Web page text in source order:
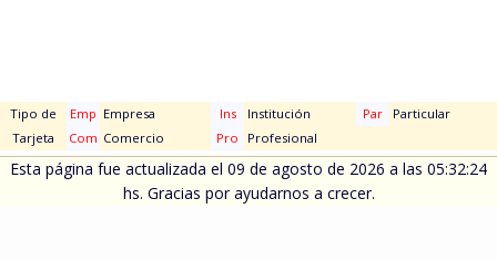
Tipo de
Tarjeta
Emp Empresa Ins Institución Par
Particular
Com Comercio Pro Profesional
Esta página fue actualizada el 09 de agosto de 2026 a las 05:32:24
hs. Gracias por ayudarnos a crecer.